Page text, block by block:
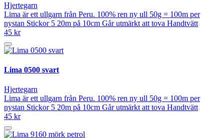
Hjertegarn
Lima är ett ullgarn från Peru. 100% ren ny ull 50g = 100m per
nystan Stickor 5 20m på 10cm Går utmärkt att tova Handtvätt
45 kr
Lima 0500 svart
Hjertegarn
Lima är ett ullgarn från Peru. 100% ren ny ull 50g = 100m per
nystan Stickor 5 20m på 10cm Går utmärkt att tova Handtvätt
45 kr